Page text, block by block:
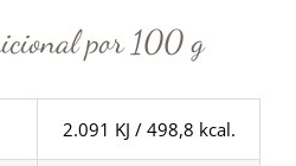
por 100 g
2.091 KJ / 498,8 kcal.